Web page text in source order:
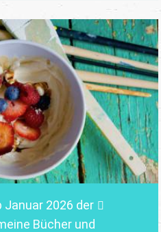
Januar 2026 der
Bücher und